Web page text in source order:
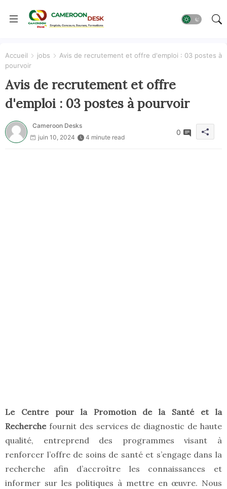
Accueil jobs
Avis de recrutement et offre d'emploi : 03 postes à
pourvoir
Avis de recrutement et offre
d'emploi : 03 postes à pourvoir
Cameroon Desks
juin 10, 2024
4 minute read
0
Le Centre pour la Promotion de la Santé et la
Recherchefournit des services de diagnostic de haute
qualité, entreprend des programmes visant à
renforcer l’offre de soins de santé et s’engage dans la
recherche afin d’accroître les connaissances et
informer sur les politiques à mettre en œuvre. Nous